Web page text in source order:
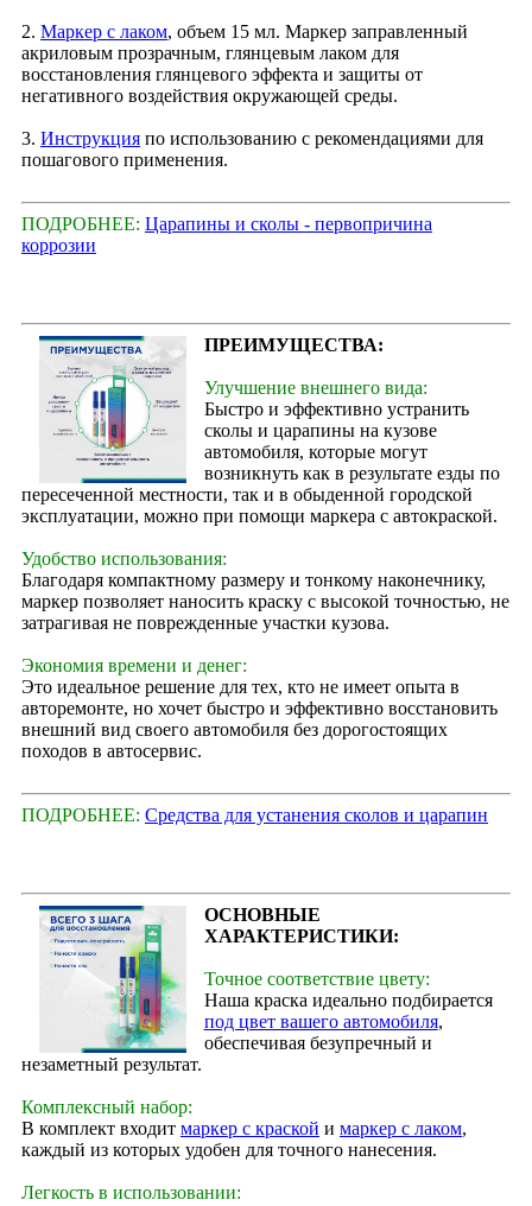
2. Маркер с лаком, объем 15 мл. Маркер заправленный
акриловым прозрачным, глянцевым лаком для
восстановления глянцевого эффекта и защиты от
негативного воздействия окружающей среды.
3. Инструкция по использованию с рекомендациями для
пошагового применения.
ПОДРОБНЕЕ: Царапины и сколы - первопричина
коррозии
ПРЕИМУЩЕСТВА:
Улучшение внешнего вида:
Быстро и эффективно устранить
сколы и царапины на кузове
автомобиля, которые могут
возникнуть как в результате езды по
пересеченной местности, так и в обыденной городской
эксплуатации, можно при помощи маркера с автокраской.
Удобство использования:
Благодаря компактному размеру и тонкому наконечнику,
маркер позволяет наносить краску с высокой точностью, не
затрагивая не поврежденные участки кузова.
Экономия времени и денег:
Это идеальное решение для тех, кто не имеет опыта в
авторемонте, но хочет быстро и эффективно восстановить
внешний вид своего автомобиля без дорогостоящих
походов в автосервис.
ПОДРОБНЕЕ: Средства для устанения сколов и царапин
ОСНОВНЫЕ
ХАРАКТЕРИСТИКИ:
Точное соответствие цвету:
Наша краска идеально подбирается
под цвет вашего автомобиля,
обеспечивая безупречный и
незаметный результат.
Комплексный набор:
В комплект входит маркер с краской и маркер с лаком,
каждый из которых удобен для точного нанесения.
Легкость в использовании: